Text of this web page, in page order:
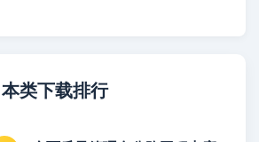
本类下载排行